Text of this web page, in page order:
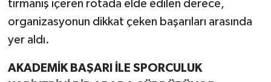
tırmanış içeren rotada elde edilen derece,
organizasyonun dikkat çeken başarıları arasında
yer aldı.
AKADEMİK BAŞARI İLE SPORCULUK